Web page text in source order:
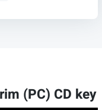
(PC) CD key